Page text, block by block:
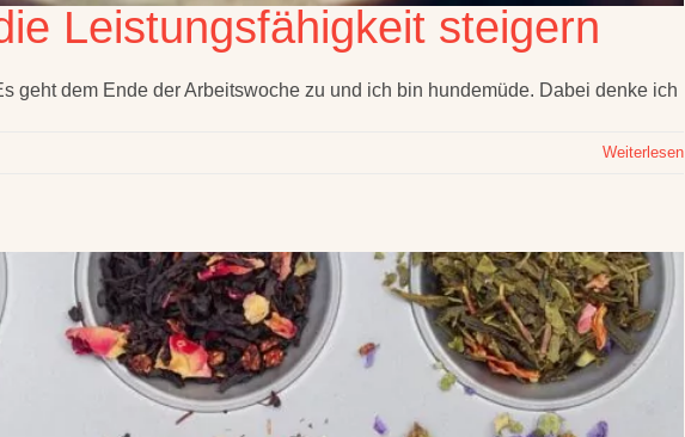
Leistungsfähigkeit steigern
geht dem Ende der Arbeitswoche zu und ich bin hundemüde. Dabei denke ich
Weiterlesen